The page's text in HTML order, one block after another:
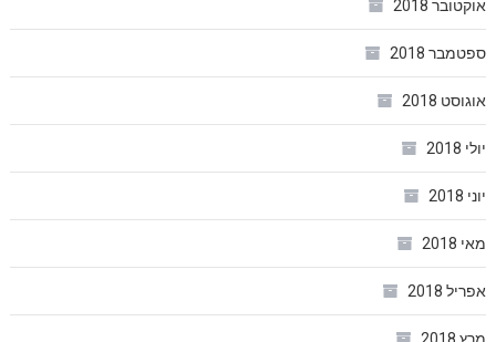
אוקטובר 2018
ספטמבר 2018
אוגוסט 2018
יולי 2018
יוני 2018
מאי 2018
אפריל 2018